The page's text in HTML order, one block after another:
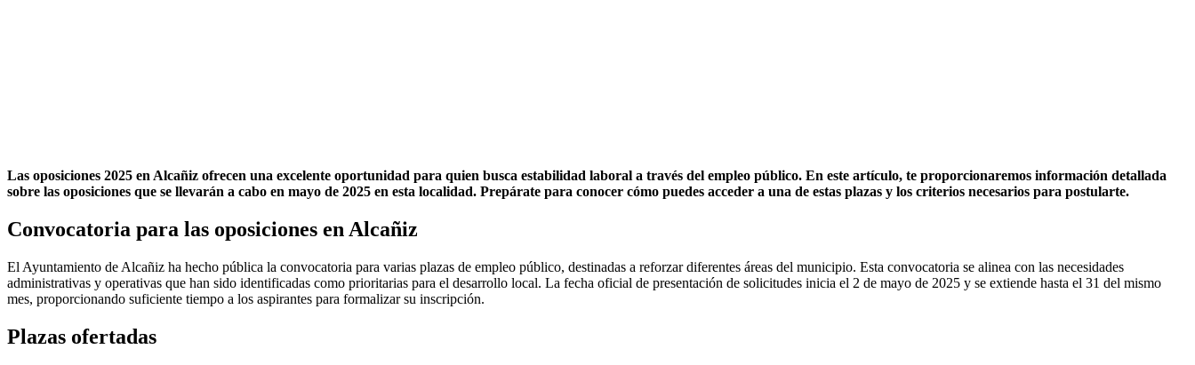
Las oposiciones 2025 en Alcañiz ofrecen una excelente oportunidad para quien busca estabilidad laboral a través del empleo público. En este artículo, te proporcionaremos información detallada
sobre las oposiciones que se llevarán a cabo en mayo de 2025 en esta localidad. Prepárate para conocer cómo puedes acceder a una de estas plazas y los criterios necesarios para postularte.
Convocatoria para las oposiciones en Alcañiz
El Ayuntamiento de Alcañiz ha hecho pública la convocatoria para varias plazas de empleo público, destinadas a reforzar diferentes áreas del municipio. Esta convocatoria se alinea con las necesidades
administrativas y operativas que han sido identificadas como prioritarias para el desarrollo local. La fecha oficial de presentación de solicitudes inicia el 2 de mayo de 2025 y se extiende hasta el 31 del mismo
mes, proporcionando suficiente tiempo a los aspirantes para formalizar su inscripción.
Plazas ofertadas